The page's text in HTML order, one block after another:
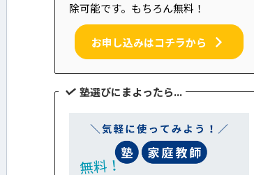
除可能です。もちろん無料！
お申し込みはコチラから
塾選びにまよったら...